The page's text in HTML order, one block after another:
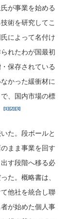
が事業を始める
術を研究してこ
によって名付け
れたわが国最初
保存されている
かった緩衝材に
、国内市場の標
[1][2][3]
た。段ボールと
まま事業を回す
す段階へ移る必
た。概略書は、
他社を統合し聯
が始めた個人事